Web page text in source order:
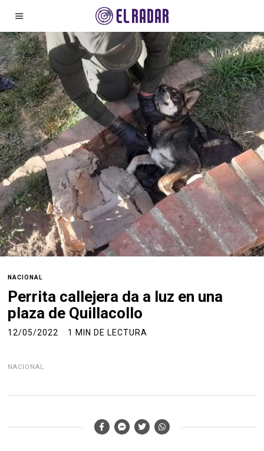
NACIONAL
Perrita callejera da a luz en una
plaza de Quillacollo
12/05/2022 1 MIN DE LECTURA
NACIONAL